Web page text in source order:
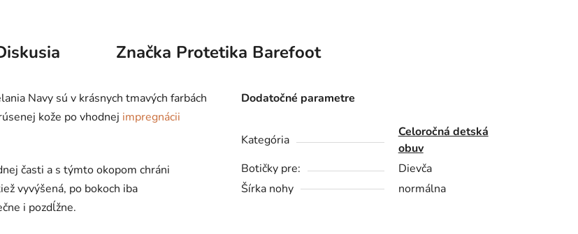
Značka Protetika Barefoot
Navy sú v krásnych tmavých farbách
kože po vhodnej impregnácii
časti a s týmto okopom chráni
vyvýšená, po bokoch iba
i pozdĺžne.
Dodatočné parametre
Kategória
Celoročná detská
obuv
Botičky pre:
Dievča
Šírka nohy
normálna